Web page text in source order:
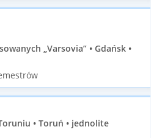
„Varsovia” • Gdańsk •
• Toruń • jednolite